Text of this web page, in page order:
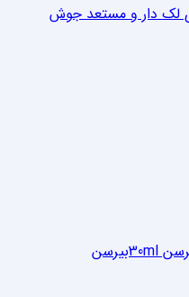
لک دار و مستعد جوش
بیرسن